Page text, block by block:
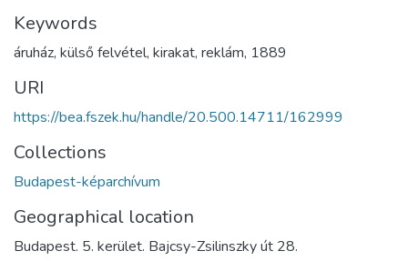
Keywords
áruház, külső felvétel, kirakat, reklám, 1889
URI
https://bea.fszek.hu/handle/20.500.14711/162999
Collections
Budapest-képarchívum
Geographical location
Budapest. 5. kerület. Bajcsy-Zsilinszky út 28.